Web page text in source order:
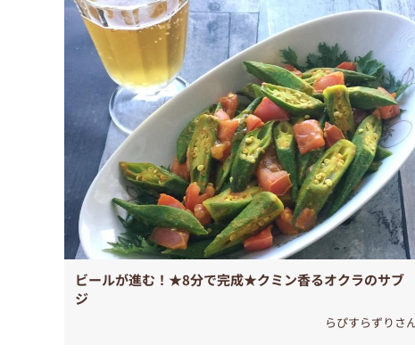
ビールが進む！★8分で完成★クミン香るオクラのサブ
ジ
らぴすらずりさ